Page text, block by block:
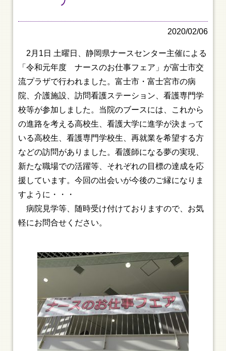
2020/02/06
2月1日 土曜日、静岡県ナースセンター主催による
「令和元年度 ナースのお仕事フェア」が富士市交
流プラザで行われました。富士市・富士宮市の病
院、介護施設、訪問看護ステーション、看護専門学
校等が参加しました。当院のブースには、これから
の進路を考える高校生、看護大学に進学が決まって
いる高校生、看護専門学校生、再就業を希望する方
などの訪問がありました。看護師になる夢の実現、
新たな職場での活躍等、それぞれの目標の達成を応
援しています。今回の出会いが今後のご縁になりま
すように・・・
病院見学等、随時受け付けておりますので、お気
軽にお問合せください。